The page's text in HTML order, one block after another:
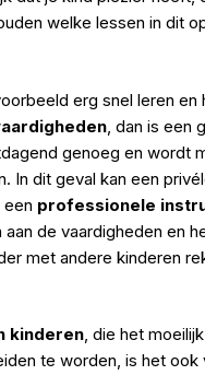
welke lessen in dit
erg snel leren en
, dan is een
genoeg en wordt
In dit geval kan een
een professionele
aan de vaardigheden en
met andere kinderen
kinderen, die het
te worden, is het ook